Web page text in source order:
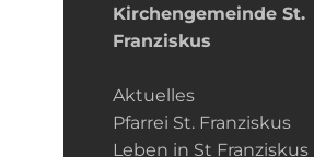
Kirchengemeinde­­ St.
Franziskus
Aktuelles
Pfarrei St. Franziskus
Leben in St Franziskus